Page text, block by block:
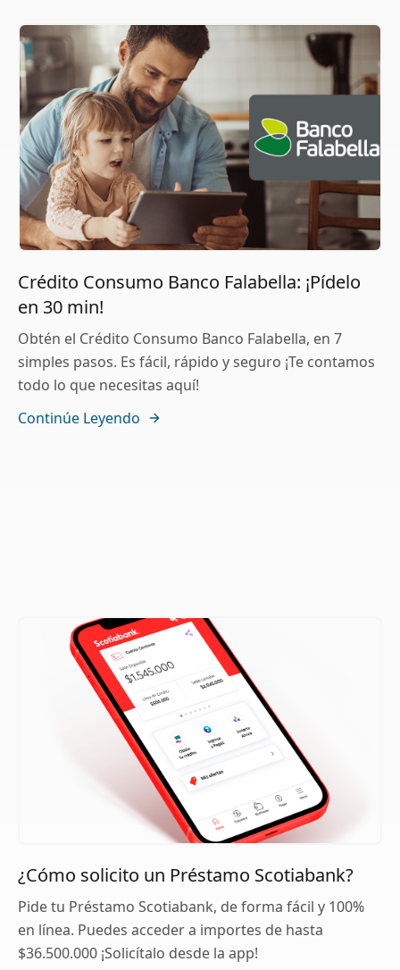
Crédito Consumo Banco Falabella: ¡Pídelo
en 30 min!
Obtén el Crédito Consumo Banco Falabella, en 7
simples pasos. Es fácil, rápido y seguro ¡Te contamos
todo lo que necesitas aquí!
Continúe Leyendo
¿Cómo solicito un Préstamo Scotiabank?
Pide tu Préstamo Scotiabank, de forma fácil y 100%
en línea. Puedes acceder a importes de hasta
$36.500.000 ¡Solicítalo desde la app!